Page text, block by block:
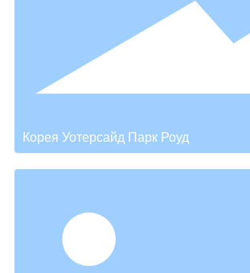
Корея Уотерсайд Парк Роуд
Гостевой дом штата Янчжоу Цзянсу